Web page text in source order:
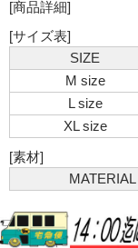
[商品詳細]
[サイズ表]
SIZE
M size
L size
XL size
[素材]
MATERIAL